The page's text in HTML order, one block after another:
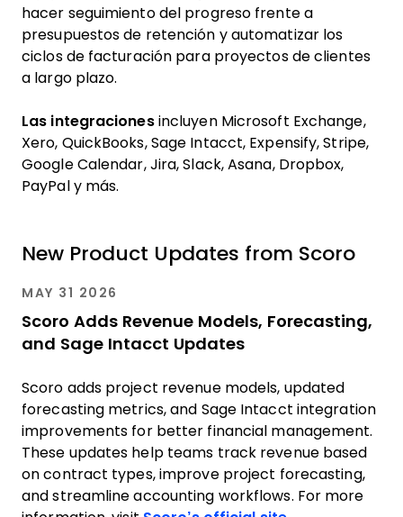
hacer seguimiento del progreso frente a
presupuestos de retención y automatizar los
ciclos de facturación para proyectos de clientes
a largo plazo.
Las integracionesincluyen Microsoft Exchange,
Xero, QuickBooks, Sage Intacct, Expensify, Stripe,
Google Calendar, Jira, Slack, Asana, Dropbox,
PayPal y más.
New Product Updates from Scoro
MAY 31 2026
Scoro Adds Revenue Models, Forecasting,
and Sage Intacct Updates
Scoro adds project revenue models, updated
forecasting metrics, and Sage Intacct integration
improvements for better financial management.
These updates help teams track revenue based
on contract types, improve project forecasting,
and streamline accounting workflows. For more